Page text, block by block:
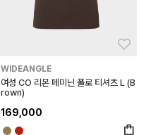
WIDEANGLE
여성 CO 리본 페미닌 폴로 티셔츠 L (B
rown)
169,000